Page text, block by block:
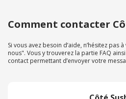
Comment contacter
Si vous avez besoin d’aide, n’hésitez
nous". Vous y trouverez la partie FAQ
contact permettant d’envoyer votre